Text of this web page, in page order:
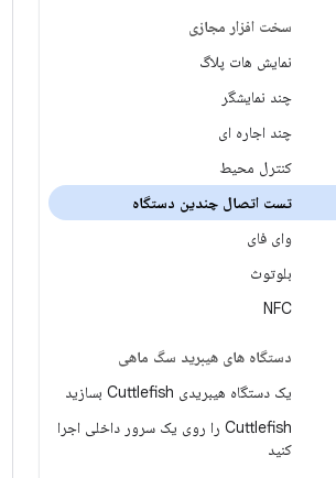
سخت افزار مجازی
نمایش هات پلاگ
چند نمایشگر
چند اجاره ای
کنترل محیط
تست اتصال چندین دستگاه
وای فای
بلوتوث
NFC
دستگاه های هیبرید سگ ماهی
یک دستگاه هیبریدی Cuttlefish بسازید
Cuttlefish را روی یک سرور داخلی اجرا
کنید